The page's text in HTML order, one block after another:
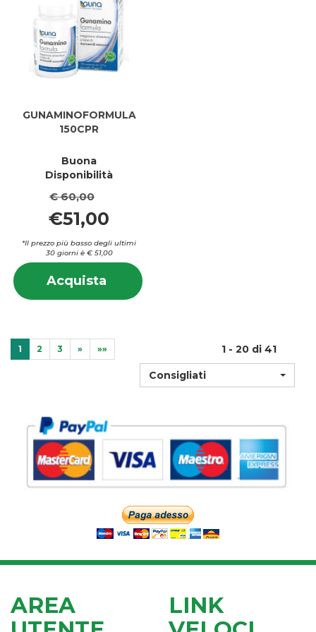
GUNAMINOFORMULA
150CPR
Buona
Disponibilità
€ 60,00
€51,00
*Il prezzo più basso degli ultimi
30 giorni è € 51,00
Acquista
Acquista GUNAMINOFORMULA
150CPR al
1 2 3 » »» 1 - 20 di 41
Consigliati
AREA
LINK